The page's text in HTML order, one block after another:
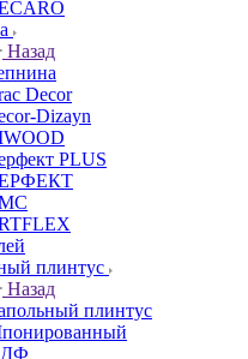
Назад
Decor
Dizayn
PLUS
плинтус
Назад
плинтус